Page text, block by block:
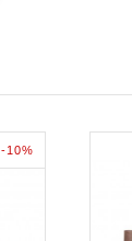
-10%